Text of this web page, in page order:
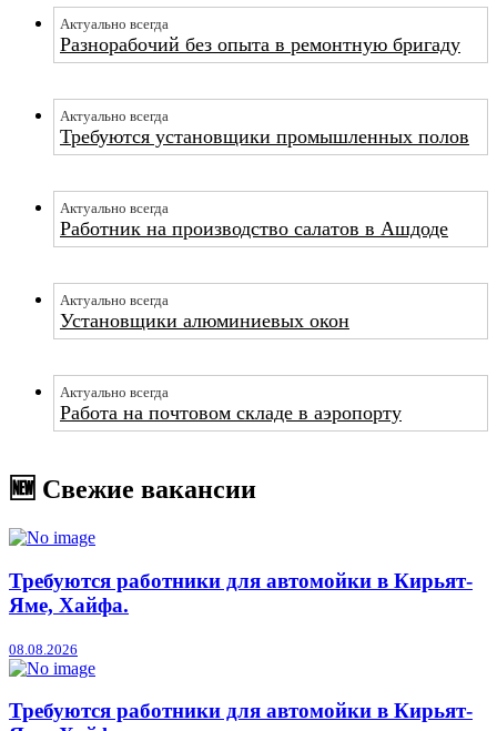
Актуально всегда
Разнорабочий без опыта в ремонтную бригаду
Актуально всегда
Требуются установщики промышленных полов
Актуально всегда
Работник на производство салатов в Ашдоде
Актуально всегда
Установщики алюминиевых окон
Актуально всегда
Работа на почтовом складе в аэропорту
🆕 Свежие вакансии
Требуются работники для автомойки в Кирьят-
Яме, Хайфа.
08.08.2026
Требуются работники для автомойки в Кирьят-